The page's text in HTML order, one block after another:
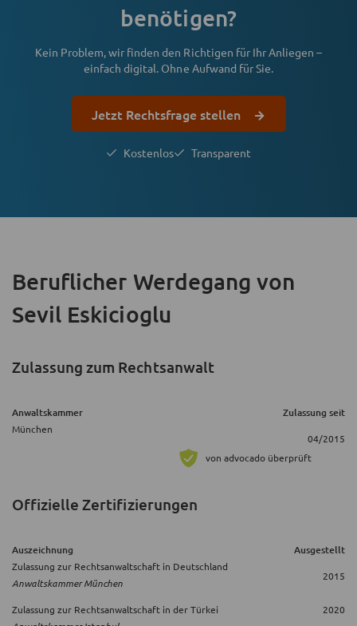
benötigen?
Kein Problem, wir finden den Richtigen für Ihr Anliegen –
einfach digital. Ohne Aufwand für Sie.
Jetzt Rechtsfrage stellen
Kostenlos Transparent
Beruflicher Werdegang von
Sevil Eskicioglu
Zulassung zum Rechtsanwalt
Anwaltskammer Zulassung seit
München
04/2015
von advocado überprüft
Offizielle Zertifizierungen
Auszeichnung Ausgestellt
Zulassung zur Rechtsanwaltschaft in Deutschland
Anwaltskammer München
2015
Zulassung zur Rechtsanwaltschaft in der Türkei
2020